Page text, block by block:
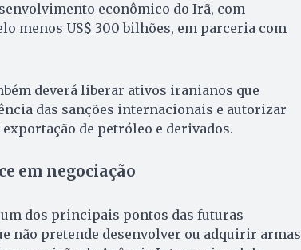
econômico do Irã, com
menos US$ 300 bilhões, em parceria com
deverá liberar ativos iranianos que
das sanções internacionais e autorizar
de petróleo e derivados.
em negociação
dos principais pontos das futuras
não pretende desenvolver ou adquirir armas